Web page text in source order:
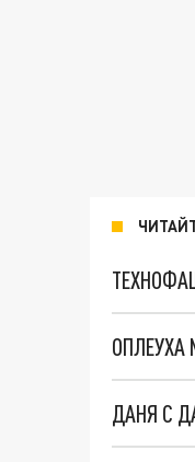
ОПЛЕУХА
ДАНЯ С